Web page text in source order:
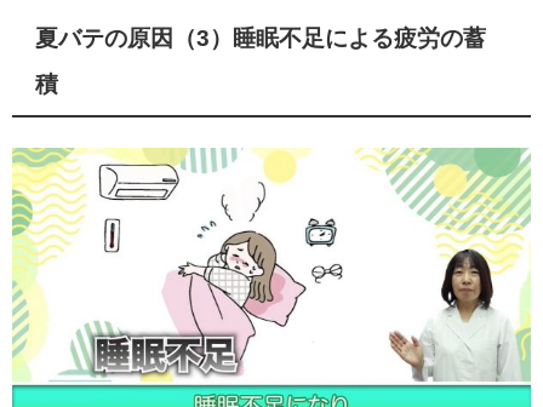
夏バテの原因（3）睡眠不足による疲労の蓄
積